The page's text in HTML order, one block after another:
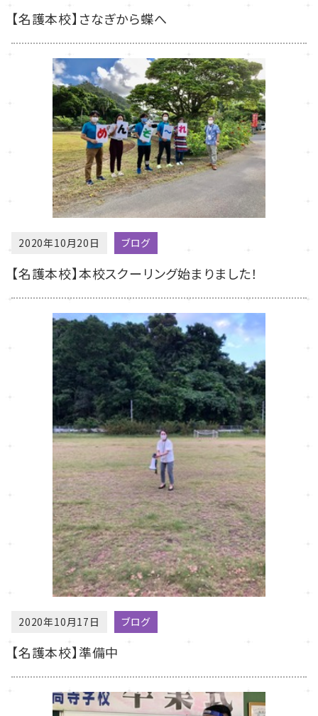
【名護本校】さなぎから蝶へ
2020年10月20日 ブログ
【名護本校】本校スクーリング始まりました！
2020年10月17日 ブログ
【名護本校】準備中